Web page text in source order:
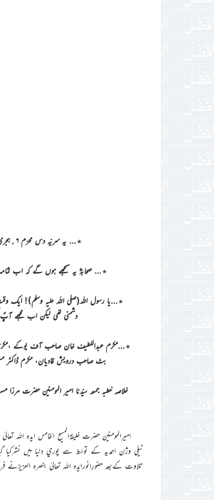
٭… یہ سریّہ دس محرّم ۶؍ہجری میں ہوا اور آنحضرتؐ نے حضرت محمدبن مَسْلَمَہؓ کو تیس سواروں کے ہمراہ قُرْطا کی جانب بھیجا
٭… صحابہؓ یہ سمجھے ہوں گے کہ اب
٭…یا رسول اللہ(صلی الله علیہ وسلم)!
دشمنی تھی لیکن اب مجھے
٭…مکرم عبداللطیف خان صاحب آف یوکے ،مکرم
بٹ صاحب درویش قادیان، مکرم ڈاکٹر
ٹيلي وژن احمديہ کے توسّط سے پوري دنيا ميں نشرکيا
تلاوت کےبعد حضورِانورایّدہ اللہ تعالیٰ بنصرہ